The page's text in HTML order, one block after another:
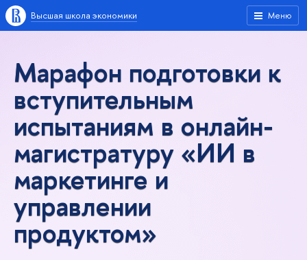
Меню
ысшая школа экономики
Марафон подготовки к
ступительным
испытаниям в онлайн-
магистратуру «ИИ
маркетинге и
управлении
продуктом»